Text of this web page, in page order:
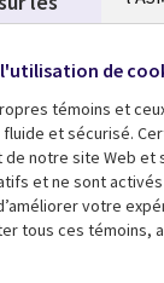
de
témoins et
et sécurisé.
notre site Web et
et ne sont
votre
tous ces témoins,